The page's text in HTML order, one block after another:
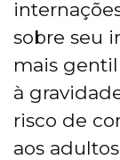
sobre seu
mais
à
risco de
aos